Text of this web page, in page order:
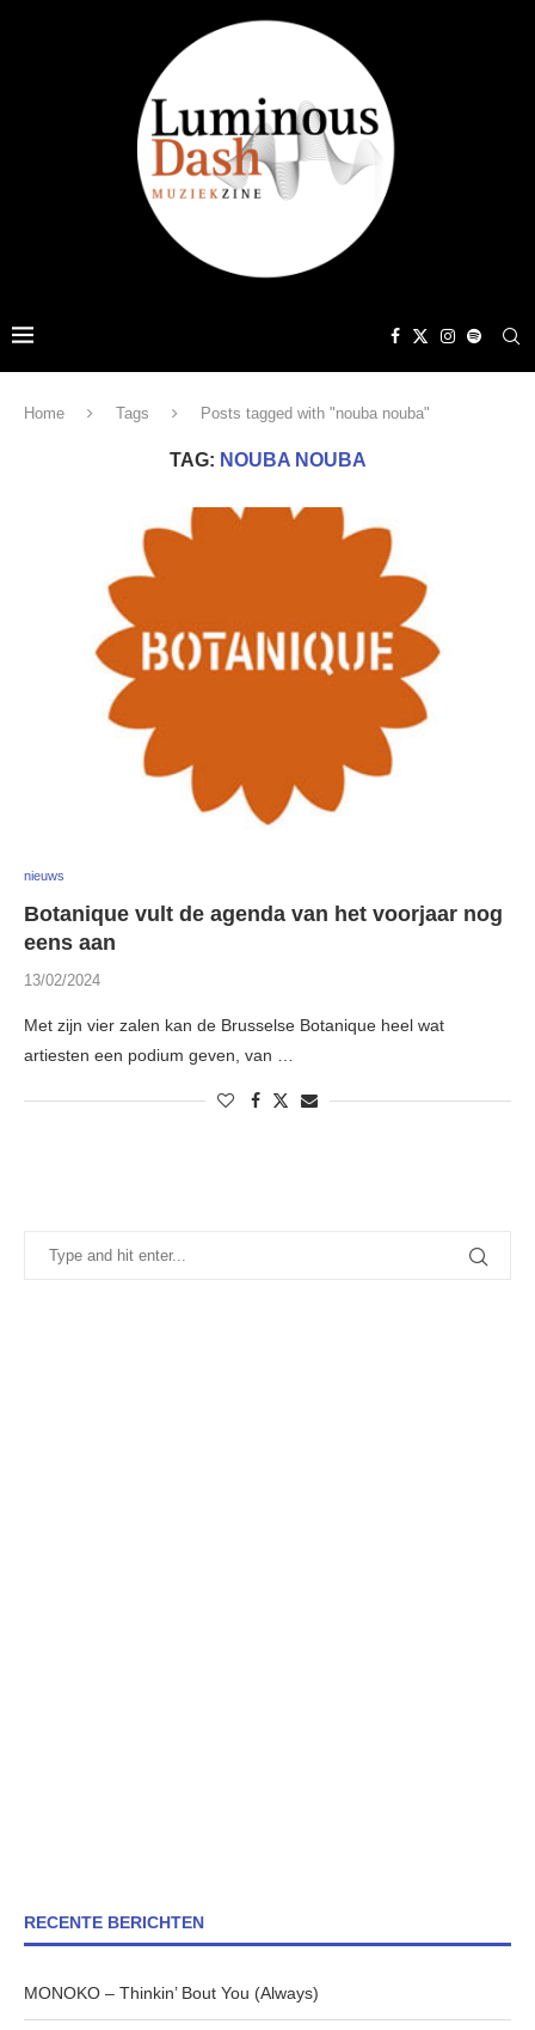
Home Tags Posts tagged with "nouba nouba"
TAG: NOUBA NOUBA
nieuws
Botanique vult de agenda van het voorjaar nog
eens aan
13/02/2024
Met zijn vier zalen kan de Brusselse Botanique heel wat
artiesten een podium geven, van …
RECENTE BERICHTEN
MONOKO – Thinkin’ Bout You (Always)